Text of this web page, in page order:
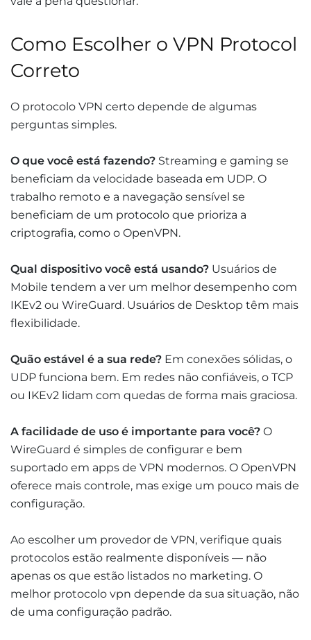
Como Escolher o VPN Protocol
Correto
O protocolo VPN certo depende de algumas
perguntas simples.
O que você está fazendo? Streaming e gaming se
beneficiam da velocidade baseada em UDP. O
trabalho remoto e a navegação sensível se
beneficiam de um protocolo que prioriza a
criptografia, como o OpenVPN.
Qual dispositivo você está usando? Usuários de
Mobile tendem a ver um melhor desempenho com
IKEv2 ou WireGuard. Usuários de Desktop têm mais
flexibilidade.
Quão estável é a sua rede? Em conexões sólidas, o
UDP funciona bem. Em redes não confiáveis, o TCP
ou IKEv2 lidam com quedas de forma mais graciosa.
A facilidade de uso é importante para você? O
WireGuard é simples de configurar e bem
suportado em apps de VPN modernos. O OpenVPN
oferece mais controle, mas exige um pouco mais de
configuração.
Ao escolher um provedor de VPN, verifique quais
protocolos estão realmente disponíveis — não
apenas os que estão listados no marketing. O
melhor protocolo vpn depende da sua situação, não
de uma configuração padrão.